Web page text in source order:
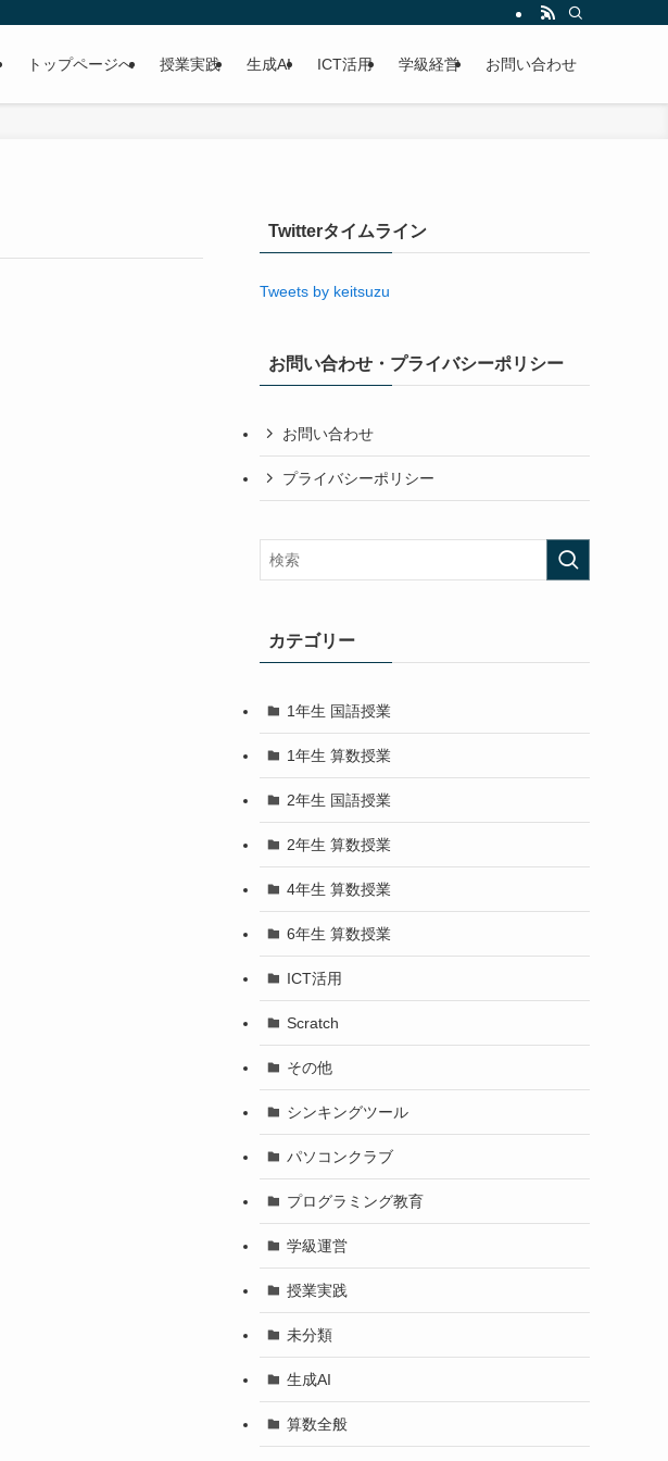
トップページへ 授業実践 生成AI ICT活用 学級経営 お問い合わせ
Twitterタイムライン
Tweets by keitsuzu
お問い合わせ・プライバシーポリシー
お問い合わせ
プライバシーポリシー
カテゴリー
1年生 国語授業
1年生 算数授業
2年生 国語授業
2年生 算数授業
4年生 算数授業
6年生 算数授業
ICT活用
Scratch
その他
シンキングツール
パソコンクラブ
プログラミング教育
学級運営
授業実践
未分類
生成AI
算数全般